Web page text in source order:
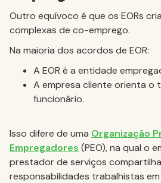
Outro equívoco é que os EORs
complexas de co-emprego.
Na maioria dos acordos de EOR:
A EOR é a entidade
A empresa cliente orienta o
funcionário.
Isso difere de uma Organização
Empregadores (PEO), na qual o
prestador de serviços
responsabilidades trabalhistas